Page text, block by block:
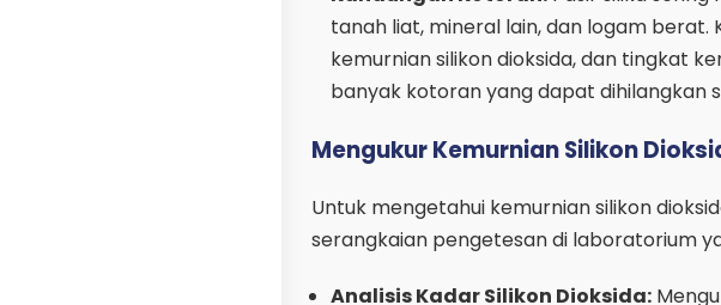
tanah liat, mineral lain, dan logam
kemurnian silikon dioksida, dan tingkat
banyak kotoran yang dapat dihilangkan
Mengukur Kemurnian Silikon
Untuk mengetahui kemurnian silikon
serangkaian pengetesan di laboratorium
Analisis Kadar Silikon Dioksida: